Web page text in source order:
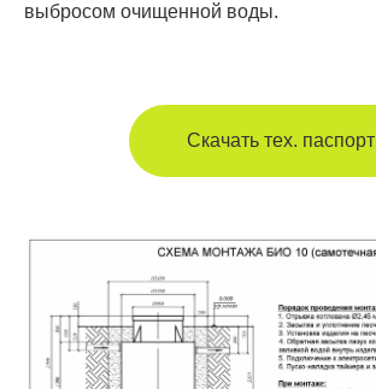
выбросом очищенной воды.
Скачать тех. паспорт
Отправить